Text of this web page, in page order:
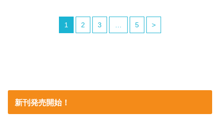
1 2 3 5 >
新刊発売開始！